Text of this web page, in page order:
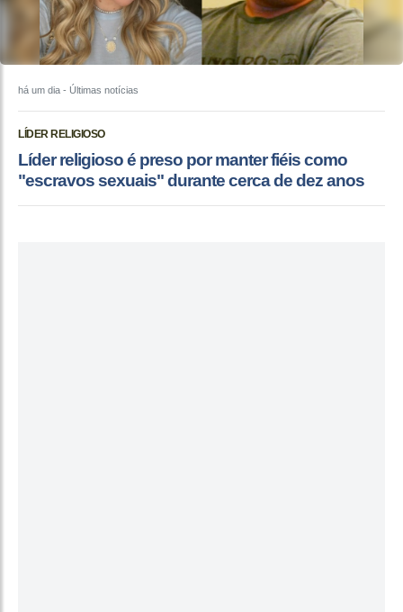
há um dia - Últimas notícias
LÍDER RELIGIOSO
Líder religioso é preso por manter fiéis como
"escravos sexuais" durante cerca de dez anos